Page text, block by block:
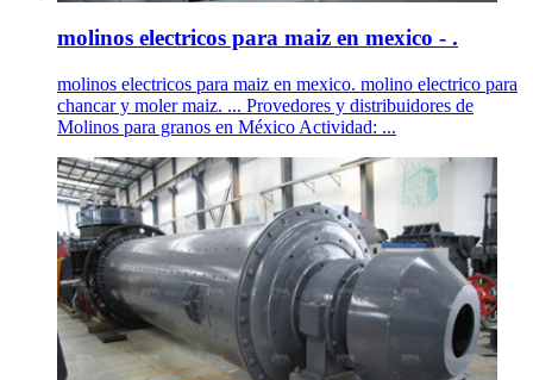
molinos electricos para maiz en mexico - .
molinos electricos para maiz en mexico. molino electrico para
chancar y moler maiz. ... Provedores y distribuidores de
Molinos para granos en México Actividad: ...